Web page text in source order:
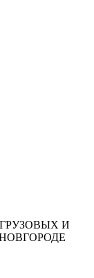
И